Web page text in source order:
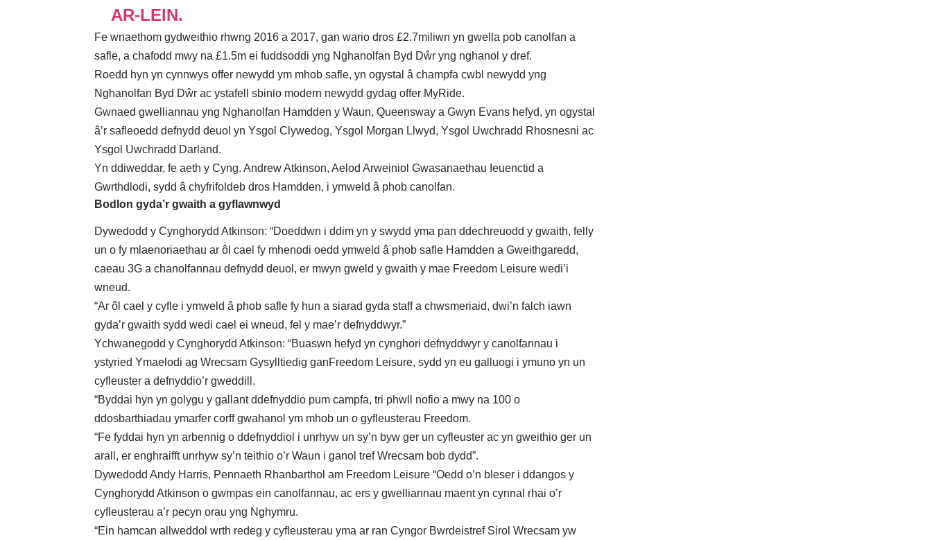
AR-LEIN.
Fe wnaethom gydweithio rhwng 2016 a 2017, gan wario dros £2.7miliwn yn gwella pob canolfan a
safle, a chafodd mwy na £1.5m ei fuddsoddi yng Nghanolfan Byd Dŵr yng nghanol y dref.
Roedd hyn yn cynnwys offer newydd ym mhob safle, yn ogystal â champfa cwbl newydd yng
Nghanolfan Byd Dŵr ac ystafell sbinio modern newydd gydag offer MyRide.
Gwnaed gwelliannau yng Nghanolfan Hamdden y Waun, Queensway a Gwyn Evans hefyd, yn ogystal
â’r safleoedd defnydd deuol yn Ysgol Clywedog, Ysgol Morgan Llwyd, Ysgol Uwchradd Rhosnesni ac
Ysgol Uwchradd Darland.
Yn ddiweddar, fe aeth y Cyng. Andrew Atkinson, Aelod Arweiniol Gwasanaethau Ieuenctid a
Gwrthdlodi, sydd â chyfrifoldeb dros Hamdden, i ymweld â phob canolfan.
Bodlon gyda’r gwaith a gyflawnwyd
Dywedodd y Cynghorydd Atkinson: “Doeddwn i ddim yn y swydd yma pan ddechreuodd y gwaith, felly
un o fy mlaenoriaethau ar ôl cael fy mhenodi oedd ymweld â phob safle Hamdden a Gweithgaredd,
caeau 3G a chanolfannau defnydd deuol, er mwyn gweld y gwaith y mae Freedom Leisure wedi’i
wneud.
“Ar ôl cael y cyfle i ymweld â phob safle fy hun a siarad gyda staff a chwsmeriaid, dwi’n falch iawn
gyda’r gwaith sydd wedi cael ei wneud, fel y mae’r defnyddwyr.”
Ychwanegodd y Cynghorydd Atkinson: “Buaswn hefyd yn cynghori defnyddwyr y canolfannau i
ystyried Ymaelodi ag Wrecsam Gysylltiedig ganFreedom Leisure, sydd yn eu galluogi i ymuno yn un
cyfleuster a defnyddio’r gweddill.
“Byddai hyn yn golygu y gallant ddefnyddio pum campfa, tri phwll nofio a mwy na 100 o
ddosbarthiadau ymarfer corff gwahanol ym mhob un o gyfleusterau Freedom.
“Fe fyddai hyn yn arbennig o ddefnyddiol i unrhyw un sy’n byw ger un cyfleuster ac yn gweithio ger un
arall, er enghraifft unrhyw sy’n teithio o’r Waun i ganol tref Wrecsam bob dydd”.
Dywedodd Andy Harris, Pennaeth Rhanbarthol am Freedom Leisure “Oedd o’n bleser i ddangos y
Cynghorydd Atkinson o gwmpas ein canolfannau, ac ers y gwelliannau maent yn cynnal rhai o’r
cyfleusterau a’r pecyn orau yng Nghymru.
“Ein hamcan allweddol wrth redeg y cyfleusterau yma ar ran Cyngor Bwrdeistref Sirol Wrecsam yw